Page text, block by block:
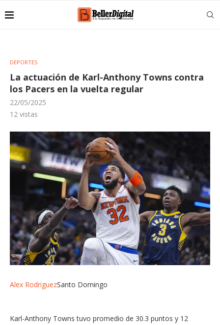
DEPORTES
La actuación de Karl-Anthony Towns contra
los Pacers en la vuelta regular
22/05/2025
12 vistas
Alex RodriguezSanto Domingo
Karl-Anthony Towns tuvo promedio de 30.3 puntos y 12